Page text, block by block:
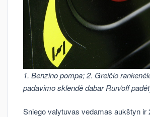
1. Benzino pompa; 2. Greičio
padavimo sklendė dabar Run/off
Sniego valytuvas vedamas aukštyn ir